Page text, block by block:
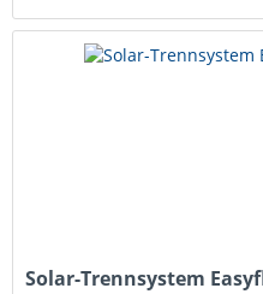
Solar-Trennsystem